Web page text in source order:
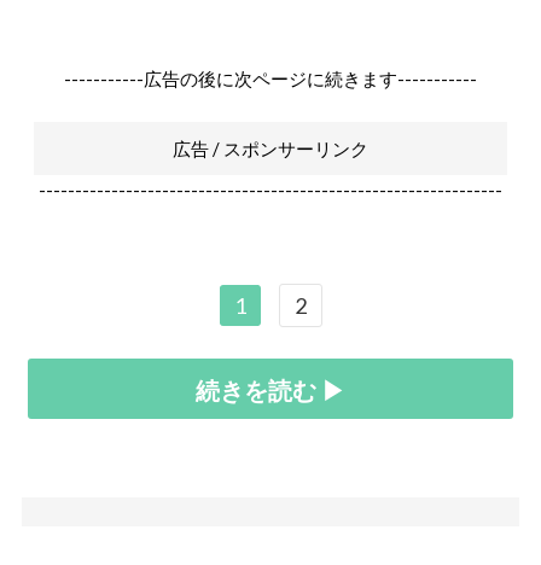
-----------広告の後に次ページに続きます-----------
広告 / スポンサーリンク
----------------------------------------------------------------
1 2
続きを読む ▶